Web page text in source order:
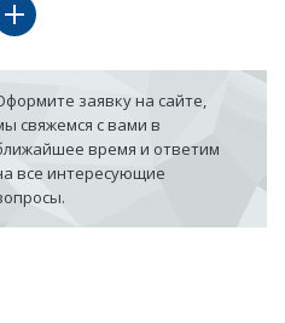
заявку на сайте,
свяжемся с вами в
время и ответим
все интересующие